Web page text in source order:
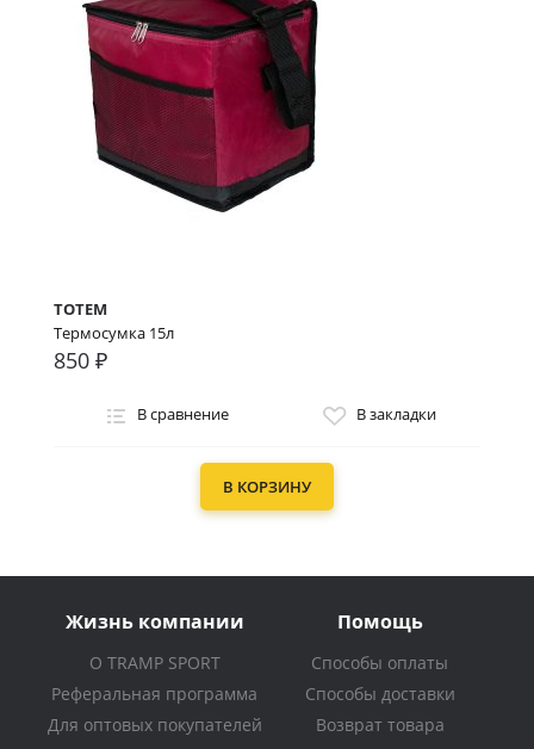
TOTEM
Термосумка 15л
850 ₽
В сравнение В закладки
В КОРЗИНУ
Жизнь компании
О TRAMP SPORT
Реферальная программа
Для оптовых покупателей
Помощь
Способы оплаты
Способы доставки
Возврат товара